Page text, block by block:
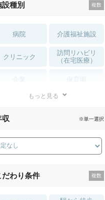
設種別
病院 介護福祉施設
クリニック
訪問リハビリ
（在宅医療）
薬局・
もっと見る
収 ※単一選択
だわり条件